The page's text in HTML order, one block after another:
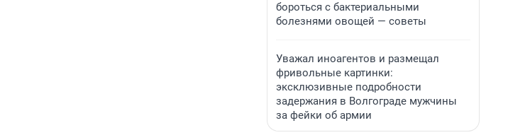
бороться с бактериальными
болезнями овощей — советы
Уважал иноагентов и размещал
фривольные картинки:
эксклюзивные подробности
задержания в Волгограде мужчины
за фейки об армии